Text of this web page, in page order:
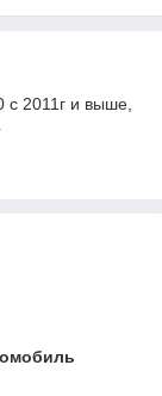
с 2011г и выше,